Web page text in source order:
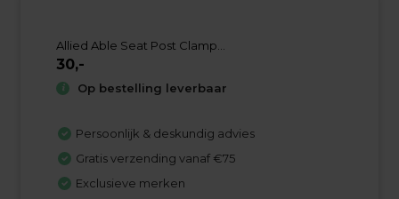
Allied Able Seat Post Clamp...
30,-
Op bestelling leverbaar
Persoonlijk & deskundig advies
Gratis verzending vanaf €75
Exclusieve merken